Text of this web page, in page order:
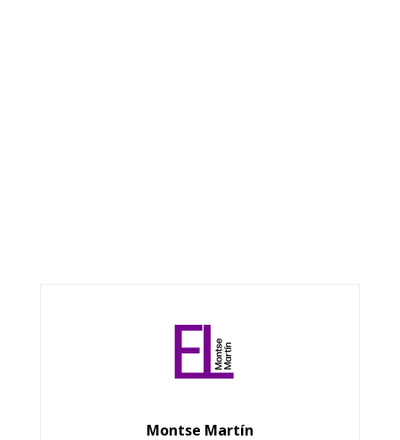
Montse Martín